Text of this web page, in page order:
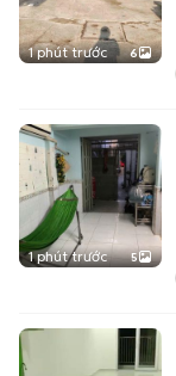
1 phút trước 6
1 phút trước 5